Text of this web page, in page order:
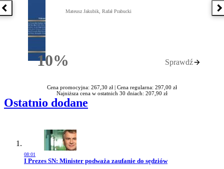
Poprzednia książka
10%Rabatu
Mateusz Jakubik, Rafał Prabucki
Sprawdź
Cena promocyjna: 267,30 zł | Cena regularna: 297,00 zł
Najniższa cena w ostatnich 30 dniach: 207,90 zł
Ostatnio dodane
08:01
Przejdź do artykułu:
I Prezes SN: Minister podważa zaufanie do sędziów